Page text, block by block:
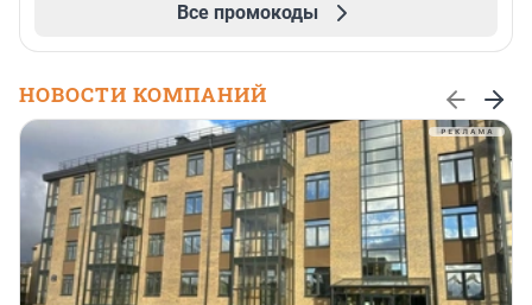
Все промокоды
НОВОСТИ КОМПАНИЙ